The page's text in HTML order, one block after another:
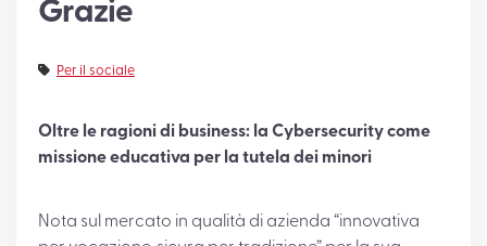
Grazie
Per il sociale
Oltre le ragioni di business: la Cybersecurity come
missione educativa per la tutela dei minori
Nota sul mercato in qualità di azienda “innovativa